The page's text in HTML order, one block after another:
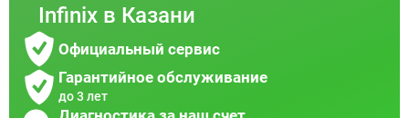
Infinix в Казани
Официальный сервис
Гарантийное обслуживание
до 3 лет